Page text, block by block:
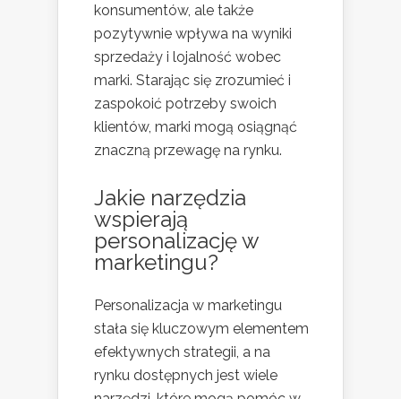
konsumentów, ale także
pozytywnie wpływa na wyniki
sprzedaży i lojalność wobec
marki. Starając się zrozumieć i
zaspokoić potrzeby swoich
klientów, marki mogą osiągnąć
znaczną przewagę na rynku.
Jakie narzędzia
wspierają
personalizację w
marketingu?
Personalizacja w marketingu
stała się kluczowym elementem
efektywnych strategii, a na
rynku dostępnych jest wiele